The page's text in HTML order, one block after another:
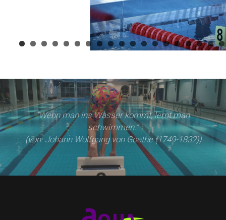
“Wenn man ins Wasser kommt, lernt man
schwimmen.”
(von: Johann Wolfgang von Goethe (1749-1832))